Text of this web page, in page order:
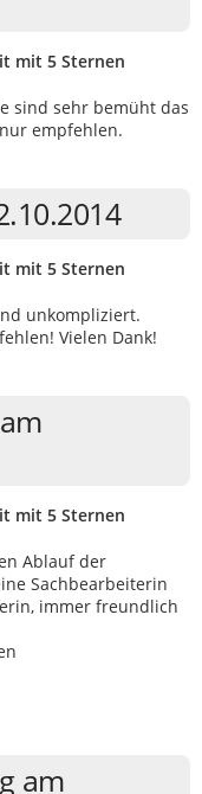
mit 5 Sternen
sind sehr bemüht das
empfehlen.
mit 5 Sternen
unkompliziert.
Vielen Dank!
mit 5 Sternen
Ablauf der
Sachbearbeiterin
immer freundlich
am